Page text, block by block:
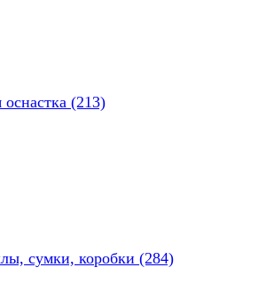
(213)
сумки, коробки (284)